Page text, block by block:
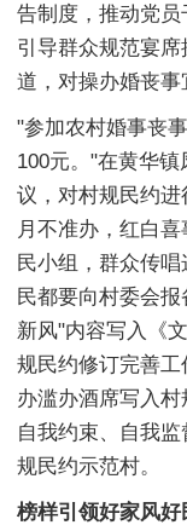
告制度，推动党
引导群众规范宴
道，对操办婚丧事
"参加农村婚事丧
100元。"在黄华
议，对村规民约
月不准办，红白
民小组，群众传
民都要向村委会
新风"内容写入《
规民约修订完善
办滥办酒席写入村
自我约束、自我
规民约示范村。
榜样引领好家风好